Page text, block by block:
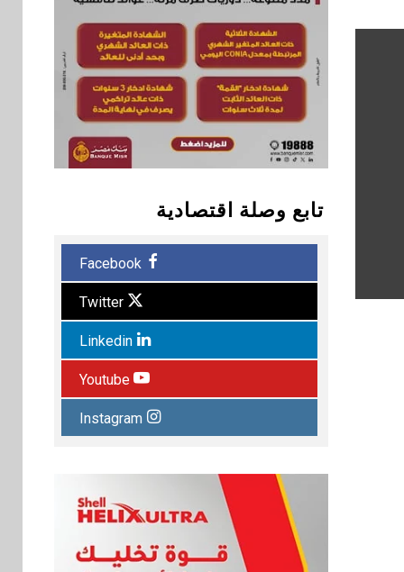
تابع وصلة اقتصادية
Facebook
Twitter
Linkedin
Youtube
Instagram